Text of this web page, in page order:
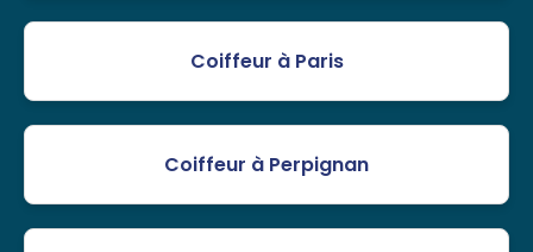
Coiffeur à Paris
Coiffeur à Perpignan